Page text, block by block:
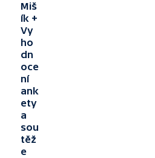
Miš
ík +
Vy
ho
dn
oce
ní
ank
ety
a
sou
těž
e